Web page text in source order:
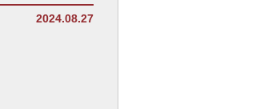
2024.08.27